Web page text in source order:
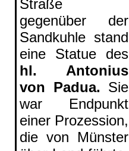
Straße
gegenüber der
Sandkuhle stand
eine Statue des
hl. Antonius
von Padua. Sie
war Endpunkt
einer Prozession,
die von Münster